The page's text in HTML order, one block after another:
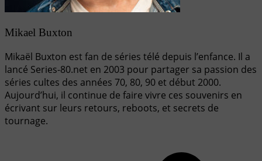
Mikael Buxton
Mikaël Buxton est fan de séries télé depuis l’enfance. Il a
lancé Series-80.net en 2003 pour partager sa passion des
séries cultes des années 70, 80, 90 et début 2000.
Aujourd’hui, il continue de faire vivre ces souvenirs en
écrivant sur leurs retours, reboots, et secrets de
tournage.